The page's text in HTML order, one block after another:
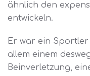
ähnlich den
entwickeln.
Er war ein
allem einem
Beinverletzung,